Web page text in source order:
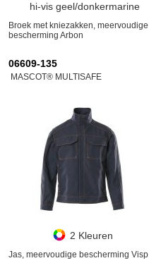
hi-vis geel/donkermarine
Broek met kniezakken, meervoudige
bescherming Arbon
06609-135
MASCOT® MULTISAFE
2 Kleuren
Jas, meervoudige bescherming Visp